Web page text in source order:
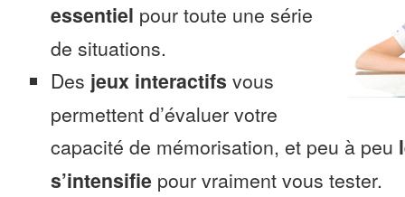
essentiel pour toute une série
de situations.
Des jeux interactifs vous
permettent d’évaluer votre
capacité de mémorisation, et peu à peu
s’intensifie pour vraiment vous tester.